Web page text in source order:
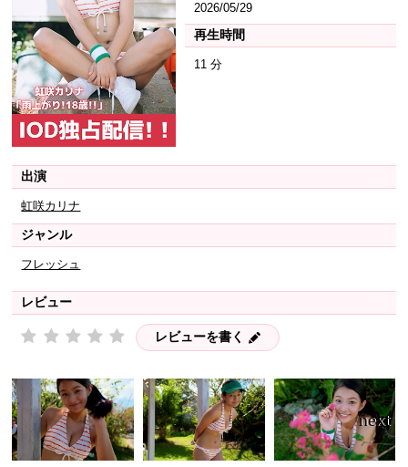
2026/05/29
再生時間
11 分
出演
虹咲カリナ
ジャンル
フレッシュ
レビュー
レビューを書く